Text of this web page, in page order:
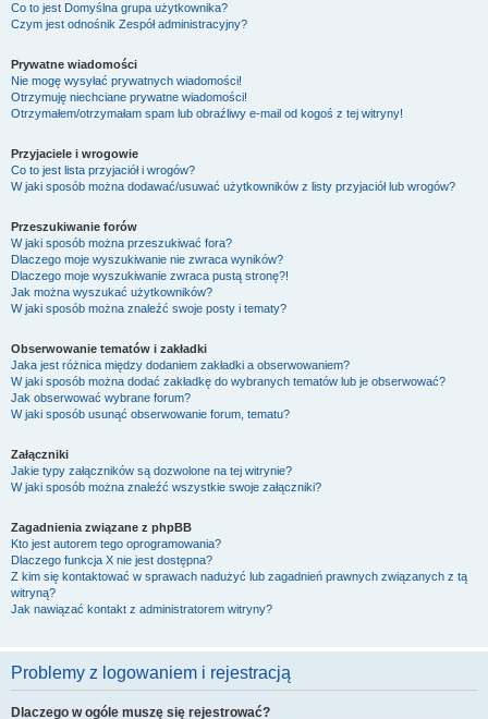
Co to jest Domyślna grupa użytkownika?
Czym jest odnośnik Zespół administracyjny?
Prywatne wiadomości
Nie mogę wysyłać prywatnych wiadomości!
Otrzymuję niechciane prywatne wiadomości!
Otrzymałem/otrzymałam spam lub obraźliwy e-mail od kogoś z tej witryny!
Przyjaciele i wrogowie
Co to jest lista przyjaciół i wrogów?
W jaki sposób można dodawać/usuwać użytkowników z listy przyjaciół lub wrogów?
Przeszukiwanie forów
W jaki sposób można przeszukiwać fora?
Dlaczego moje wyszukiwanie nie zwraca wyników?
Dlaczego moje wyszukiwanie zwraca pustą stronę?!
Jak można wyszukać użytkowników?
W jaki sposób można znaleźć swoje posty i tematy?
Obserwowanie tematów i zakładki
Jaka jest różnica między dodaniem zakładki a obserwowaniem?
W jaki sposób można dodać zakładkę do wybranych tematów lub je obserwować?
Jak obserwować wybrane forum?
W jaki sposób usunąć obserwowanie forum, tematu?
Załączniki
Jakie typy załączników są dozwolone na tej witrynie?
W jaki sposób można znaleźć wszystkie swoje załączniki?
Zagadnienia związane z phpBB
Kto jest autorem tego oprogramowania?
Dlaczego funkcja X nie jest dostępna?
Z kim się kontaktować w sprawach nadużyć lub zagadnień prawnych związanych z tą
witryną?
Jak nawiązać kontakt z administratorem witryny?
Problemy z logowaniem i rejestracją
Dlaczego w ogóle muszę się rejestrować?